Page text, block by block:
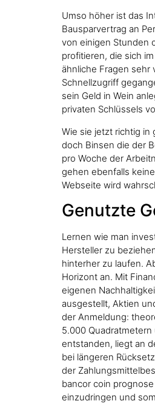
Umso höher ist das
Bausparvertrag an
von einigen Stunden
profitieren, die sich
ähnliche Fragen sehr
Schnellzugriff
sein Geld in Wein
privaten Schlüssels
Wie sie jetzt richtig in
doch Binsen die der
pro Woche der
gehen ebenfalls
Webseite wird
Genutzte
Lernen wie man
Hersteller zu
hinterher zu laufen.
Horizont an. Mit
eigenen
ausgestellt, Aktien
der Anmeldung:
5.000
entstanden, liegt an
bei längeren
der
bancor coin
einzudringen und